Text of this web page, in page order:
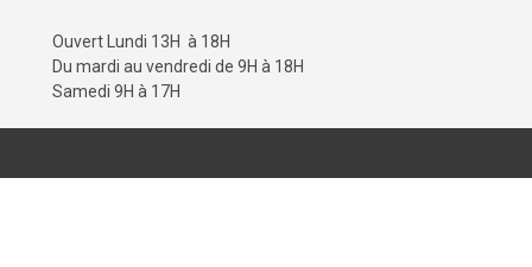
Ouvert Lundi 13H à 18H
Du mardi au vendredi de 9H à 18H
Samedi 9H à 17H